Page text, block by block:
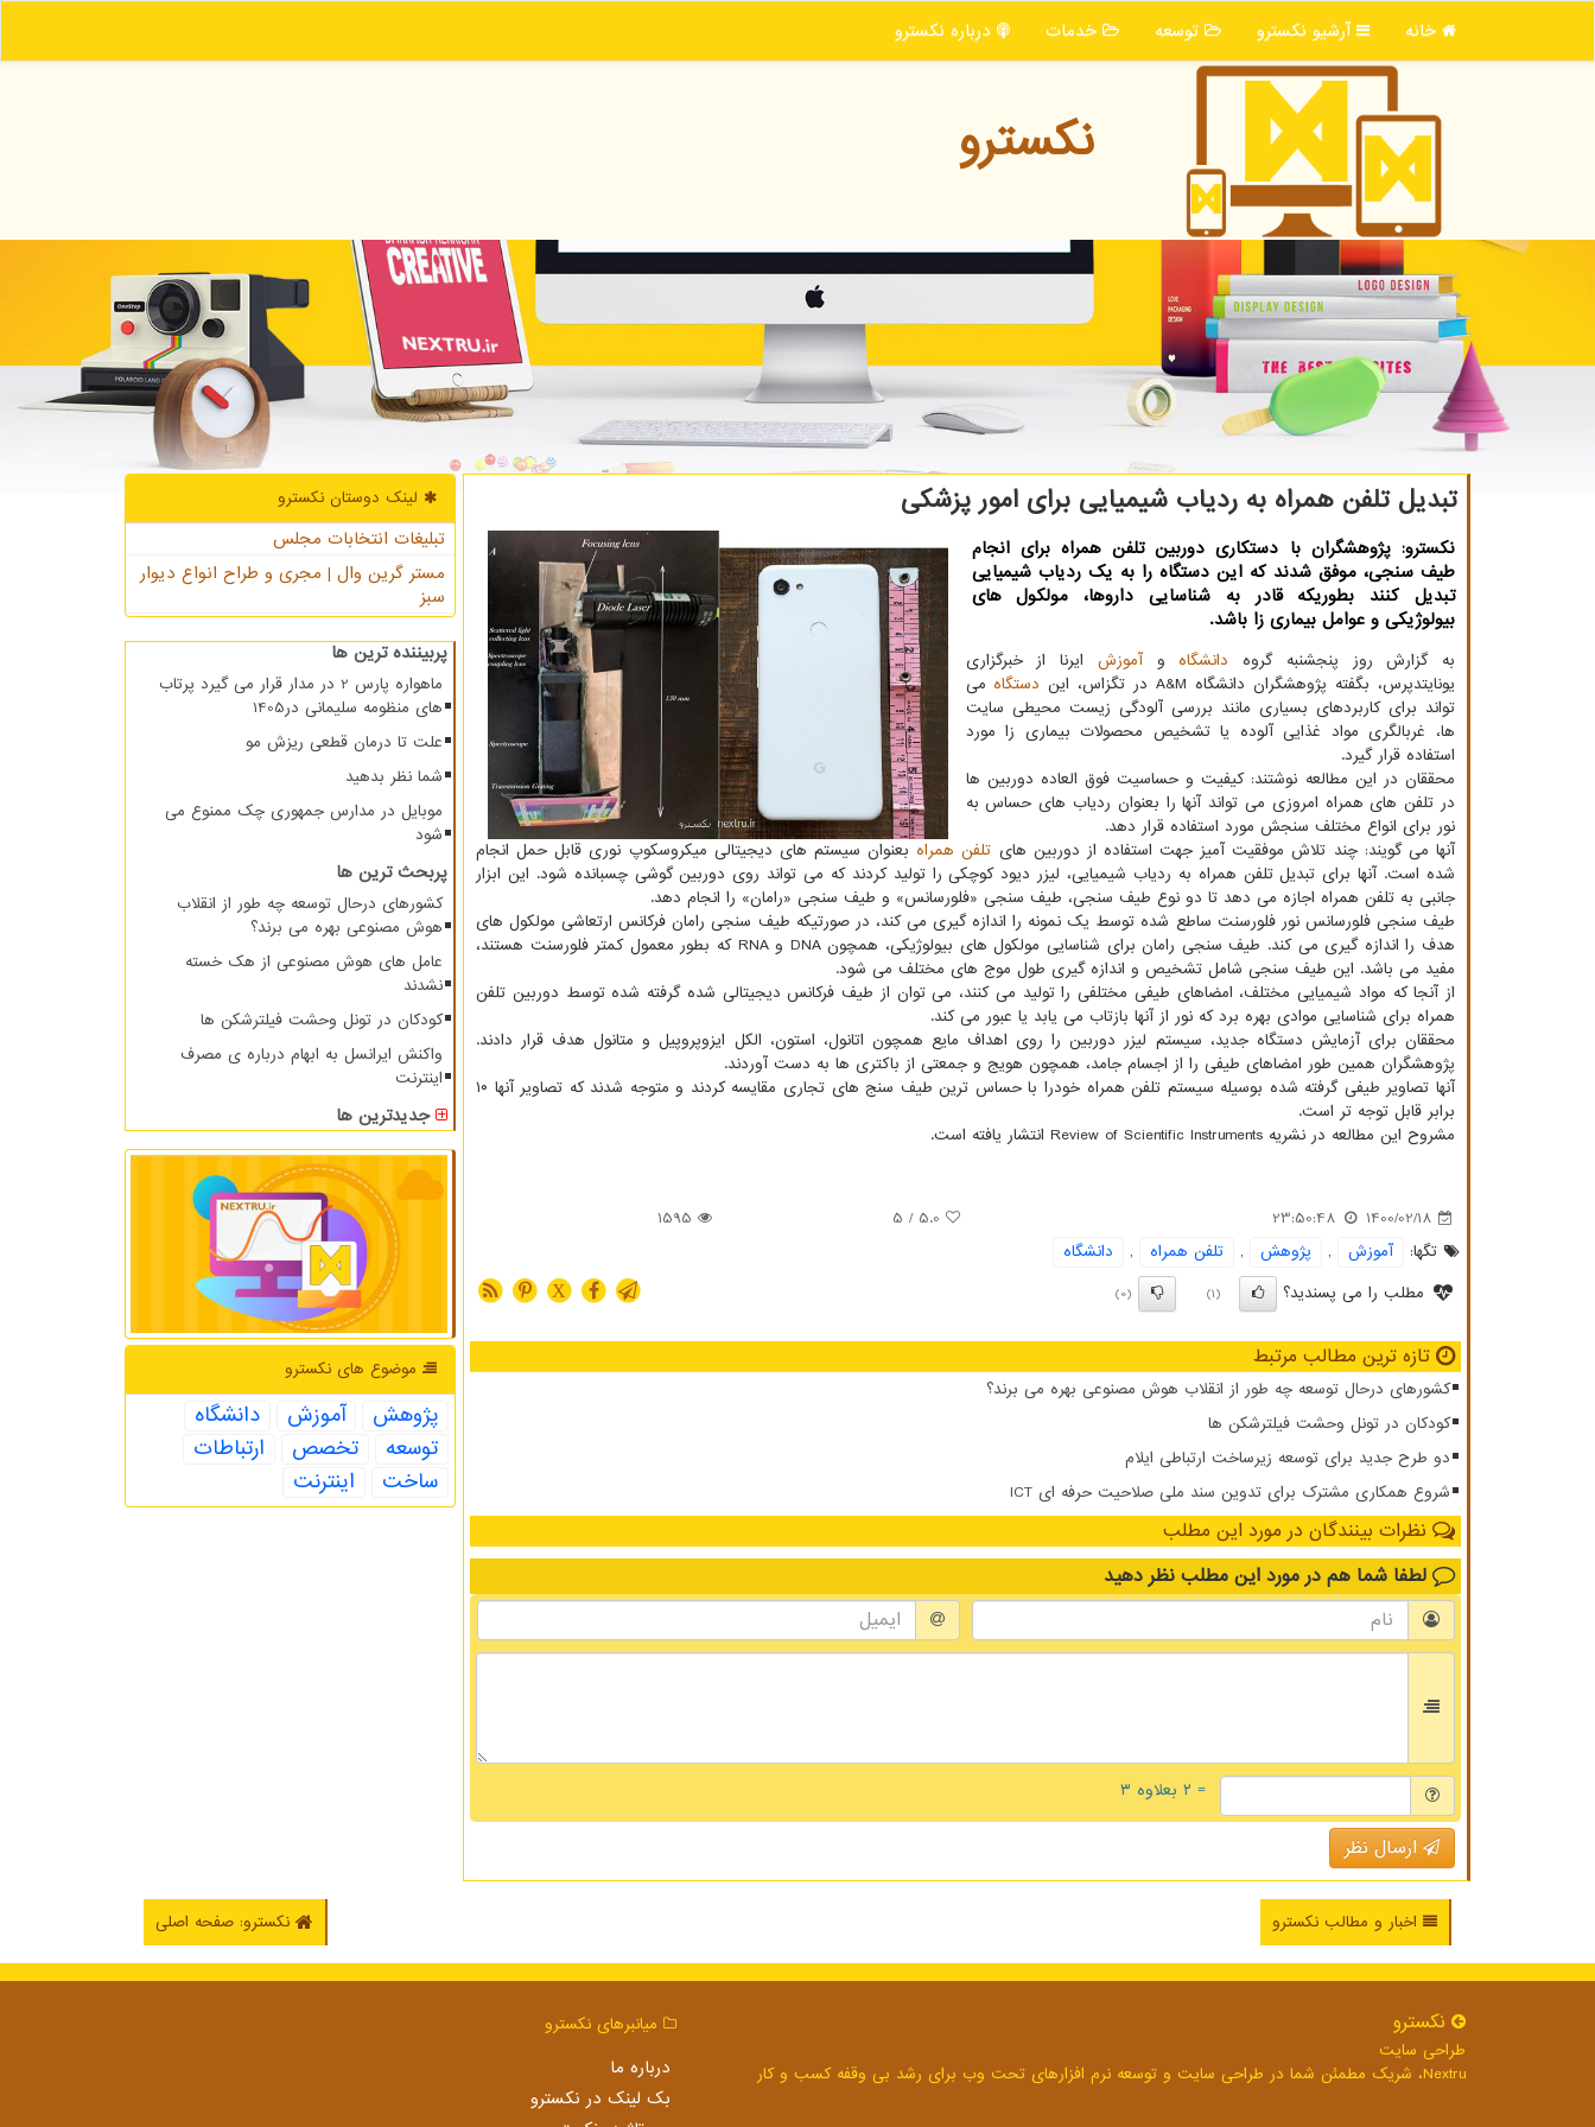
خانه آرشیو نكسترو توسعه خدمات درباره نكسترو
نكسترو
تبدیل تلفن همراه به ردیاب شیمیایی برای امور پزشكی
نکسترو: پژوهشگران با دستکاری دوربین تلفن همراه برای انجام
طیف سنجی، موفق شدند که این دستگاه را به یک ردیاب شیمیایی
تبدیل کنند بطوریکه قادر به شناسایی داروها، مولکول های
بیولوژیکی و عوامل بیماری زا باشد.
به گزارش روز پنجشنبه گروه دانشگاه وآموزش ایرنا از خبرگزاری
یونایتدپرس، بگفته پژوهشگران دانشگاه A&M در تگزاس، این
دستگاه می
تواند برای کاربردهای بسیاری مانند بررسی آلودگی زیست محیطی سایت
ها، غربالگری مواد غذایی آلوده یا تشخیص محصولات بیماری زا مورد
استفاده قرار گیرد.
محققان در این مطالعه نوشتند: کیفیت و حساسیت فوق العاده دوربین ها
در تلفن های همراه امروزی می تواند آنها را بعنوان ردیاب های حساس به
نور برای انواع مختلف سنجش مورد استفاده قرار دهد.
آنها می گویند: چند تلاش موفقیت آمیز جهت استفاده از دوربین های تلفن همراه بعنوان سیستم های دیجیتالی میکروسکوپ نوری قابل حمل انجام
شده است. آنها برای تبدیل تلفن همراه به ردیاب شیمیایی، لیزر دیود کوچکی را تولید کردند که می تواند روی دوربین گوشی چسبانده شود. این ابزار
جانبی به تلفن همراه اجازه می دهد تا دو نوع طیف سنجی، طیف سنجی «فلورسانس» و طیف سنجی «رامان» را انجام دهد.
طیف سنجی فلورسانس نور فلورسنت ساطع شده توسط یک نمونه را اندازه گیری می کند، در صورتیکه طیف سنجی رامان فرکانس ارتعاشی مولکول های
هدف را اندازه گیری می کند. طیف سنجی رامان برای شناسایی مولکول های بیولوژیکی، همچون DNA و RNA که بطور معمول کمتر فلورسنت هستند،
مفید می باشد. این طیف سنجی شامل تشخیص و اندازه گیری طول موج های مختلف می شود.
از آنجا که مواد شیمیایی مختلف، امضاهای طیفی مختلفی را تولید می کنند، می توان از طیف فرکانس دیجیتالی شده گرفته شده توسط دوربین تلفن
همراه برای شناسایی موادی بهره برد که نور از آنها بازتاب می یابد یا عبور می کند.
محققان برای آزمایش دستگاه جدید، سیستم لیزر دوربین را روی اهداف مایع همچون اتانول، استون، الکل ایزوپروپیل و متانول هدف قرار دادند.
پژوهشگران همین طور امضاهای طیفی را از اجسام جامد، همچون هویج و جمعتی از باکتری ها به دست آوردند.
آنها تصاویر طیفی گرفته شده بوسیله سیستم تلفن همراه خودرا با حساس ترین طیف سنج های تجاری مقایسه کردند و متوجه شدند که تصاویر آنها ۱۰
برابر قابل توجه تر است.
مشروح این مطالعه در نشریه Review of Scientific Instruments انتشار یافته است.
1400/02/18
23:50:48
5.0
/ 5
1595
تگها:
آموزش , پژوهش , تلفن همراه ,
دانشگاه
مطلب را می پسندید؟
(1)
(0)
X
تازه ترین مطالب مرتبط
کشورهای درحال توسعه چه طور از انقلاب هوش مصنوعی بهره می برند؟
کودکان در تونل وحشت فیلترشکن ها
دو طرح جدید برای توسعه زیرساخت ارتباطی ایلام
شروع همکاری مشترک برای تدوین سند ملی صلاحیت حرفه ای ICT
نظرات بینندگان در مورد این مطلب
لطفا شما هم در مورد این مطلب نظر دهید
= ۲ بعلاوه ۳
ارسال نظر
لینک دوستان نكسترو
تبلیغات انتخابات مجلس
مستر گرین وال | مجری و طراح انواع دیوار
سبز
پربیننده ترین ها
ماهواره پارس 2 در مدار قرار می گیرد پرتاب
های منظومه سلیمانی در1405
علت تا درمان قطعی ریزش مو
شما نظر بدهید
موبایل در مدارس جمهوری چک ممنوع می
شود
پربحث ترین ها
کشورهای درحال توسعه چه طور از انقلاب
هوش مصنوعی بهره می برند؟
عامل های هوش مصنوعی از هک خسته
نشدند
کودکان در تونل وحشت فیلترشکن ها
واکنش ایرانسل به ابهام درباره ی مصرف
اینترنت
جدیدترین ها
موضوع های نكسترو
پژوهش آموزش
دانشگاه
توسعه
تخصص
ارتباطات
ساخت
اینترنت
اخبار و مطالب نکسترو نکسترو: صفحه اصلی
نكسترو
طراحی سایت
Nextru، شریک مطمئن شما در طراحی سایت و توسعه نرم افزارهای تحت وب برای رشد بی وقفه کسب و کار
میانبرهای نكسترو
درباره ما
بک لینک در نكسترو